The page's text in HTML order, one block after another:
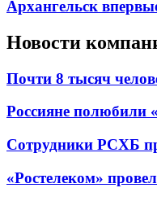
Архангельск
Новости
Почти 8 тысяч
Россияне полюбили
Сотрудники РСХБ
«Ростелеком»